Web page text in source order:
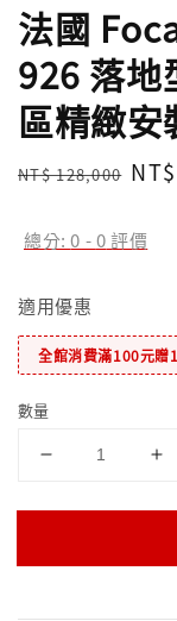
法國
926 落地
區精緻安
Regular
NT$ 128,000 Sale
總分:0 -0評價
適用優惠
全館消費滿100元贈
數量